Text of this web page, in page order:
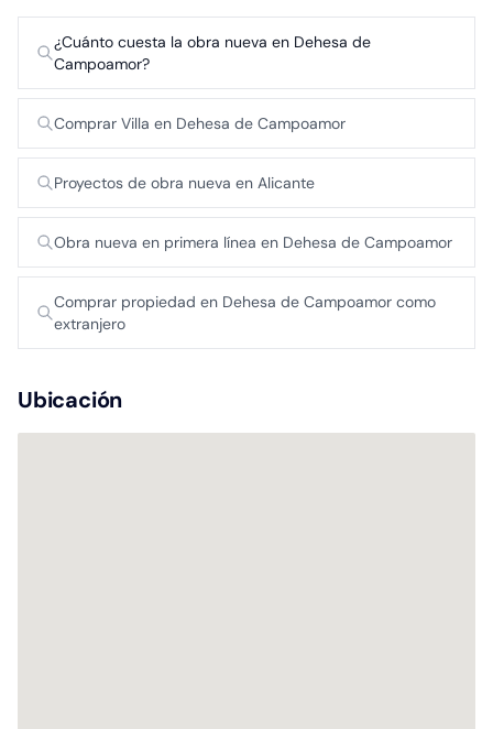
¿Cuánto cuesta la obra nueva en Dehesa de
Campoamor?
Comprar Villa en Dehesa de Campoamor
Proyectos de obra nueva en Alicante
Obra nueva en primera línea en Dehesa de Campoamor
Comprar propiedad en Dehesa de Campoamor como
extranjero
Ubicación